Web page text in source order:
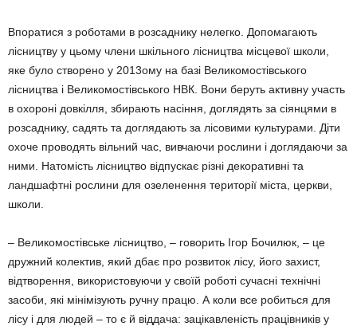
Впоратися з роботами в розсаднику нелегко. Допомагають
лісництву у цьому члени шкільного лісництва місцевої школи,
яке було створено у 2013ому на базі Великомостівського
лісництва і Великомостівського НВК. Вони беруть активну участь
в охороні довкілля, збирають насіння, доглядять за сіянцями в
розсаднику, садять та доглядають за лісовими культурами. Діти
охоче проводять вільний час, вивчаючи рослини і доглядаючи за
ними. Натомість лісництво відпускає різні декоративні та
ландшафтні рослини для озеленення території міста, церкви,
школи.
– Великомостівське лісництво, – говорить Ігор Бочилюк, – це
дружний колектив, який дбає про розвиток лісу, його захист,
відтворення, використовуючи у своїй роботі сучасні технічні
засоби, які мінімізують ручну працю. А коли все робиться для
лісу і для людей – то є й віддача: зацікавленість працівників у